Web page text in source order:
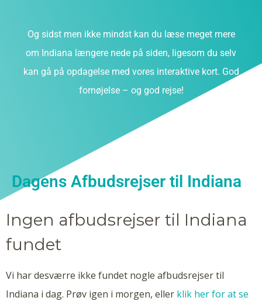
Og sidst men ikke mindst kan du læse meget mere
om Indiana længere nede på siden, ligesom du selv
kan gå på opdagelse med vores interaktive kort. God
fornøjelse – og god rejse!
Dagens Afbudsrejser til Indiana
Ingen afbudsrejser til Indiana
fundet
Vi har desværre ikke fundet nogle afbudsrejser til
Indiana i dag. Prøv igen i morgen, eller klik her for at se